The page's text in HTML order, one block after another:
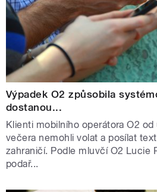
Výpadek O2 způsobila
dostanou...
Klienti mobilního operátora O2
večera nemohli volat a posílat
zahraničí. Podle mluvčí O2 Lucie
podař...